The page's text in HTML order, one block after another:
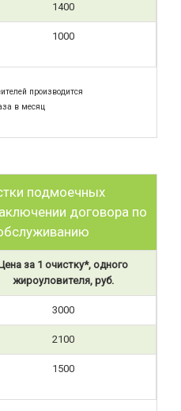
1400
1000
производится
в месяц
подмоечных
договора по
за 1 очистку*, одного
жироуловителя, руб.
3000
2100
1500